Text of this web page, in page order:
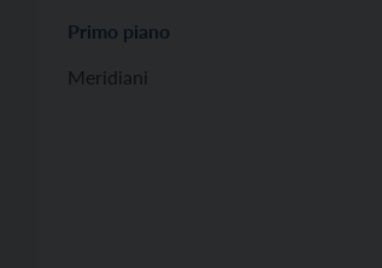
Primo piano
Meridiani